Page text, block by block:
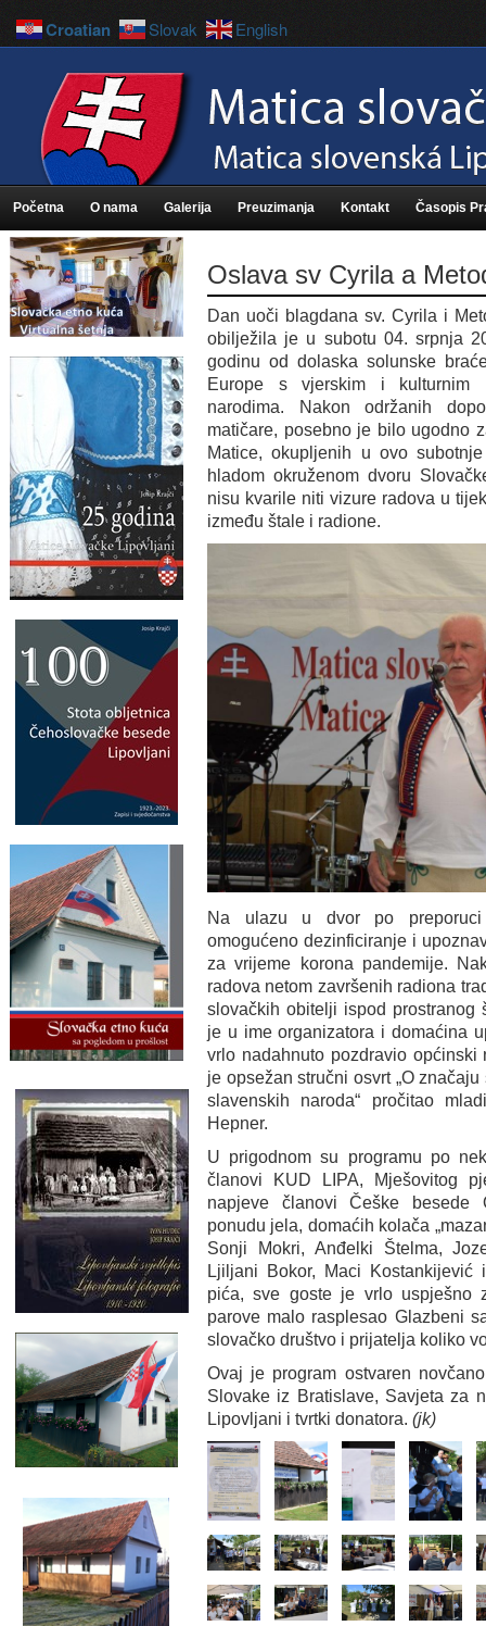
Početna O nama Galerija Preuzimanja Kontakt Časopis
Oslava sv Cyrila a
Dan uoči blagdana sv. Cyrila i
obilježila je u subotu 04. srpnja
godinu od dolaska solunske
Europe s vjerskim i kulturnim
narodima. Nakon održanih
matičare, posebno je bilo ugodno
Matice, okupljenih u ovo
hladom okruženom dvoru
nisu kvarile niti vizure radova u
između štale i radione.
Na ulazu u dvor po
omogućeno dezinficiranje i
za vrijeme korona pandemije.
radova netom završenih radiona
slovačkih obitelji ispod prostranog
je u ime organizatora i domaćina
vrlo nadahnuto pozdravio
je opsežan stručni osvrt „O
slavenskih naroda“ pročitao
Hepner.
U prigodnom su programu po
članovi KUD LIPA, Mješovitog
napjeve članovi Češke besede
ponudu jela, domaćih kolača
Sonji Mokri, Anđelki Štelma,
Ljiljani Bokor, Maci
pića, sve goste je vrlo uspješno
parove malo rasplesao Glazbeni
slovačko društvo i prijatelja koliko
Ovaj je program ostvaren
Slovake iz Bratislave, Savjeta za
Lipovljani i tvrtki donatora. (jk)
Croatian Slovak English